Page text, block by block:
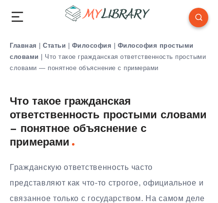
Главная | Статьи | Философия | Философия простыми
словами | Что такое гражданская ответственность простыми
словами — понятное объяснение с примерами
Что такое гражданская
ответственность простыми словами
— понятное объяснение с
примерами
Гражданскую ответственность часто
представляют как что-то строгое, официальное и
связанное только с государством. На самом деле